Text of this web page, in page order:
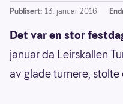
Publisert: 13. januar 2016
Det var en stor
januar da Leirskallen
av glade turnere,